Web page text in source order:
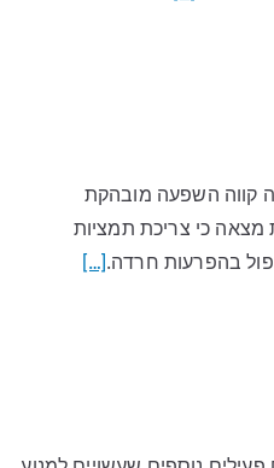
קווה השפעה מובהקת
כי צריכת תמציות
בהפרעות חרדה.[…]